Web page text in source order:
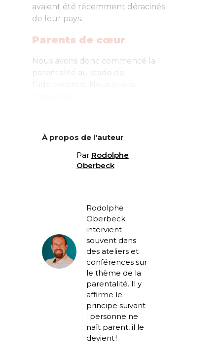
avaient été récemment déracinés
de leur pays.
Parents de cœur
Nous avons donc commencé la
parentalité au stade de
À propos de l'auteur
Par Rodolphe
Oberbeck
Rodolphe
Oberbeck
intervient
souvent dans
des ateliers et
conférences sur
le thème de la
parentalité. Il y
affirme le
principe suivant
: personne ne
naît parent, il le
devient !